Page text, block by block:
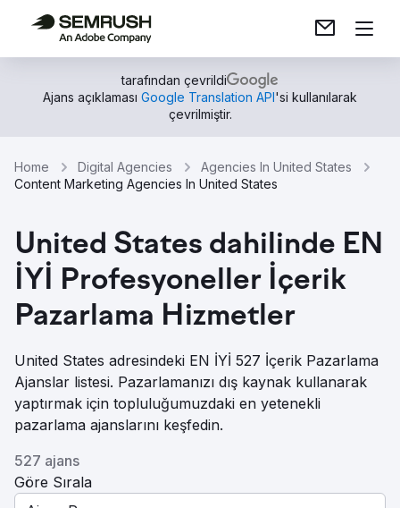
tarafından çevrildi
Ajans açıklaması Google Translation API'si kullanılarak
çevrilmiştir.
Home Digital Agencies
Agencies In United States
Content Marketing Agencies In United States
United States dahilinde EN
İYİ Profesyoneller İçerik
Pazarlama Hizmetler
United States adresindeki EN İYİ 527 İçerik Pazarlama
Ajanslar listesi. Pazarlamanızı dış kaynak kullanarak
yaptırmak için topluluğumuzdaki en yetenekli
pazarlama ajanslarını keşfedin.
527 ajans
Göre Sırala